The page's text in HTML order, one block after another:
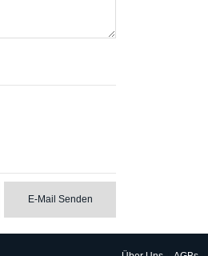
E-Mail Senden